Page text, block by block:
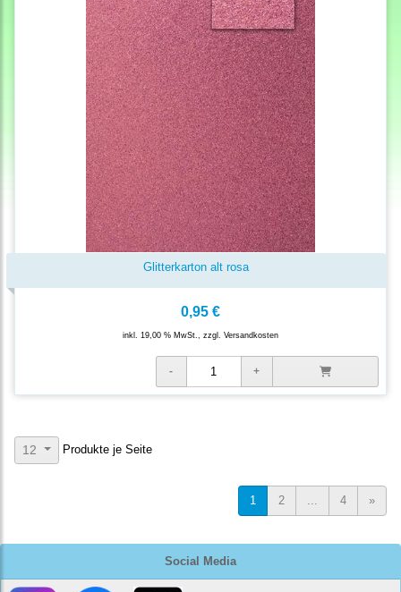
Social Media
Glitterkarton alt rosa
0,95 €
inkl. 19,00 % MwSt., zzgl. Versandkosten
12 Produkte je Seite
1 2 ... 4 »